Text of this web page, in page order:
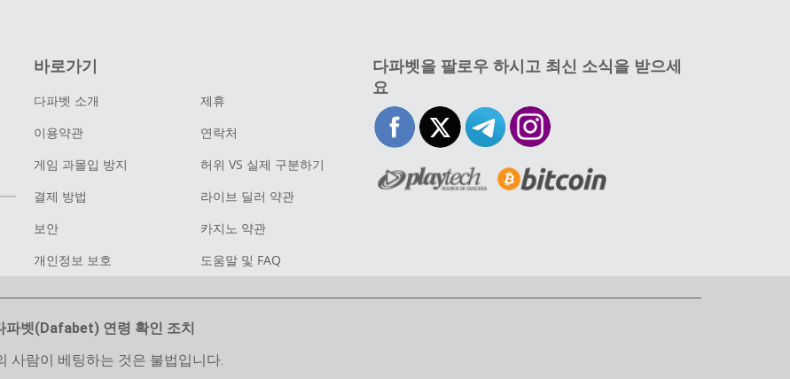
바로가기
다파벳 소개
이용약관
게임 과몰입 방지
결제 방법
보안
개인정보 보호
제휴
연락처
허위 VS 실제 구분하기
라이브 딜러 약관
카지노 약관
도움말 및 FAQ
다파벳을 팔로우 하시고 최신 소식을 받으세
요
파벳(Dafabet) 연령 확인 조치
사람이 베팅하는 것은 불법입니다.